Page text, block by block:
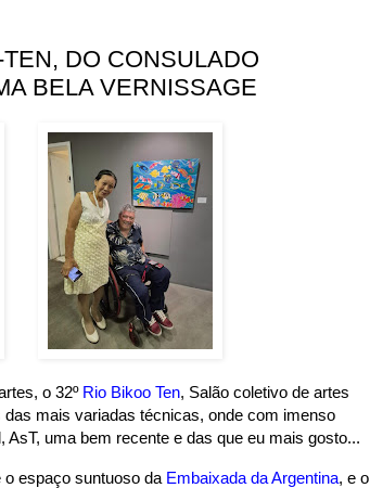
DO CONSULADO
BELA VERNISSAGE
o 32º Rio Bikoo Ten, Salão coletivo de artes
mais variadas técnicas, onde com imenso
uma bem recente e das que eu mais gosto...
o espaço suntuoso da Embaixada da Argentina, e o